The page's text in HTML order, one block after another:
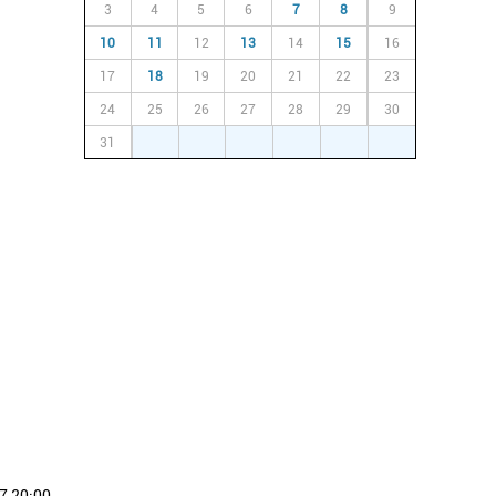
3 4 5 6 7 8 9
10 11 12 13 14 15 16
17 18 19 20 21 22 23
24 25 26 27 28 29 30
31